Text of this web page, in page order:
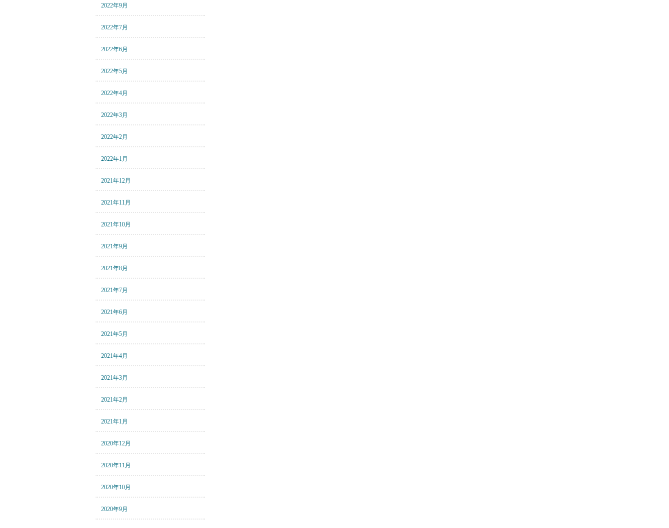
2022年9月
2022年7月
2022年6月
2022年5月
2022年4月
2022年3月
2022年2月
2022年1月
2021年12月
2021年11月
2021年10月
2021年9月
2021年8月
2021年7月
2021年6月
2021年5月
2021年4月
2021年3月
2021年2月
2021年1月
2020年12月
2020年11月
2020年10月
2020年9月